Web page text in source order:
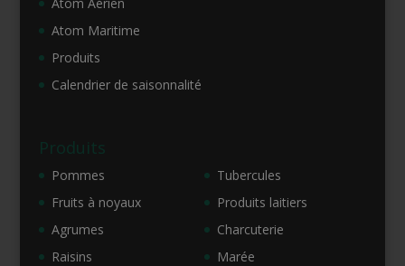
Atom Maritime
Produits
Calendrier de saisonnalité
Produits
Pommes
Fruits à noyaux
Agrumes
Raisins
Tubercules
Produits laitiers
Charcuterie
Marée